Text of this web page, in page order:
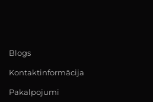
Blogs
Kontaktinformācija
Pakalpojumi